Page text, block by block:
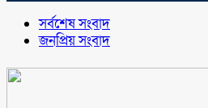
সর্বশেষ সংবাদ
জনপ্রিয় সংবাদ